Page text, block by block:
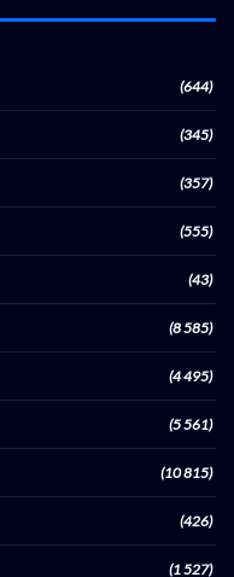
(644)
(345)
(357)
(555)
(43)
(8 585)
(4 495)
(5 561)
(10 815)
(426)
(1 527)